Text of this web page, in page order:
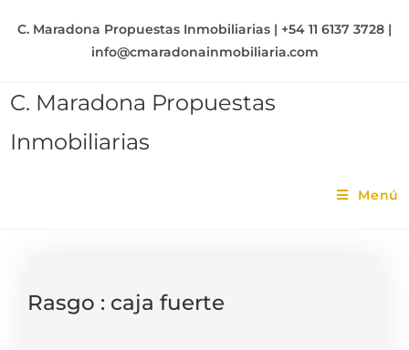
C. Maradona Propuestas Inmobiliarias | +54 11 6137 3728 |
info@cmaradonainmobiliaria.com
C. Maradona Propuestas
Inmobiliarias
Menú
Rasgo : caja fuerte